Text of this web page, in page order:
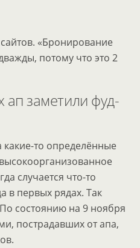
«Бронирование
потому что это 2
заметили фуд-
какие-то определённые
случается что-то
в первых рядах. Так
состоянию на 9 ноября
пострадавших от апа,